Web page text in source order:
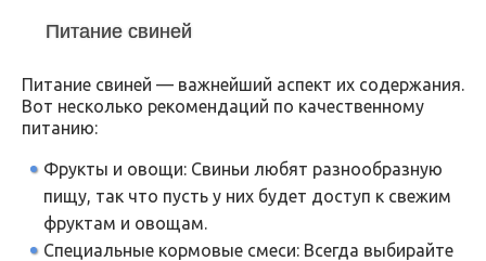
Питание свиней
Питание свиней — важнейший аспект их содержания.
Вот несколько рекомендаций по качественному
питанию:
Фрукты и овощи: Свиньи любят разнообразную
пищу, так что пусть у них будет доступ к свежим
фруктам и овощам.
Специальные кормовые смеси: Всегда выбирайте